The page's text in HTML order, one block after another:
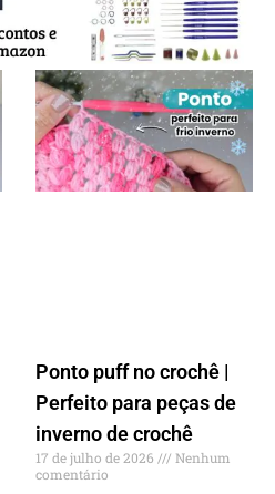
Ponto puff no crochê |
Perfeito para peças de
inverno de crochê
17 de julho de 2026
Nenhum
comentário